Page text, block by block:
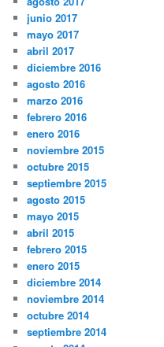
junio 2017
mayo 2017
abril 2017
diciembre 2016
agosto 2016
marzo 2016
febrero 2016
enero 2016
noviembre 2015
octubre 2015
septiembre 2015
agosto 2015
mayo 2015
abril 2015
febrero 2015
enero 2015
diciembre 2014
noviembre 2014
octubre 2014
septiembre 2014